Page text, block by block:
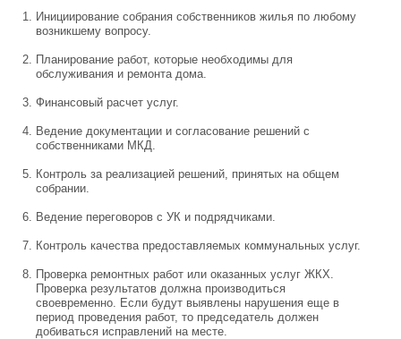
Инициирование собрания собственников жилья по любому
возникшему вопросу.
Планирование работ, которые необходимы для
обслуживания и ремонта дома.
Финансовый расчет услуг.
Ведение документации и согласование решений с
собственниками МКД.
Контроль за реализацией решений, принятых на общем
собрании.
Ведение переговоров с УК и подрядчиками.
Контроль качества предоставляемых коммунальных услуг.
Проверка ремонтных работ или оказанных услуг ЖКХ.
Проверка результатов должна производиться
своевременно. Если будут выявлены нарушения еще в
период проведения работ, то председатель должен
добиваться исправлений на месте.